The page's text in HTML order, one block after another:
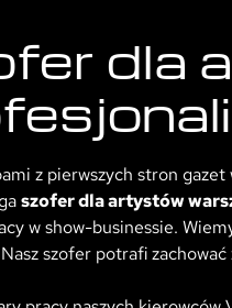
dla
z pierwszych stron
szofer dla artystów
w show-businessie.
szofer potrafi